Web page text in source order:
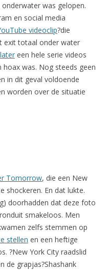
was gelopen.
en social media
videoclip?die
exit totaal onder water
een hele serie videos
was. Nog steeds geen
in dit geval voldoende
worden over de situatie
Tomorrow, die een New
shockeren. En dat lukte.
doorhadden dat deze foto
smakeloos. Men
zelfs stemmen op
stellen en een heftige
?New York City raadslid
de grapjas?Shashank